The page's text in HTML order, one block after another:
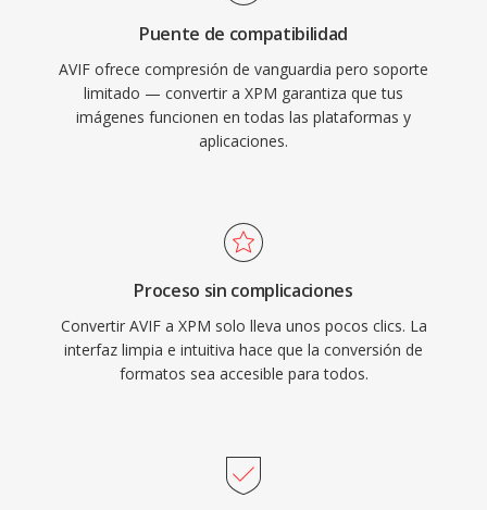
Puente de compatibilidad
AVIF ofrece compresión de vanguardia pero soporte
limitado — convertir a XPM garantiza que tus
imágenes funcionen en todas las plataformas y
aplicaciones.
Proceso sin complicaciones
Convertir AVIF a XPM solo lleva unos pocos clics. La
interfaz limpia e intuitiva hace que la conversión de
formatos sea accesible para todos.